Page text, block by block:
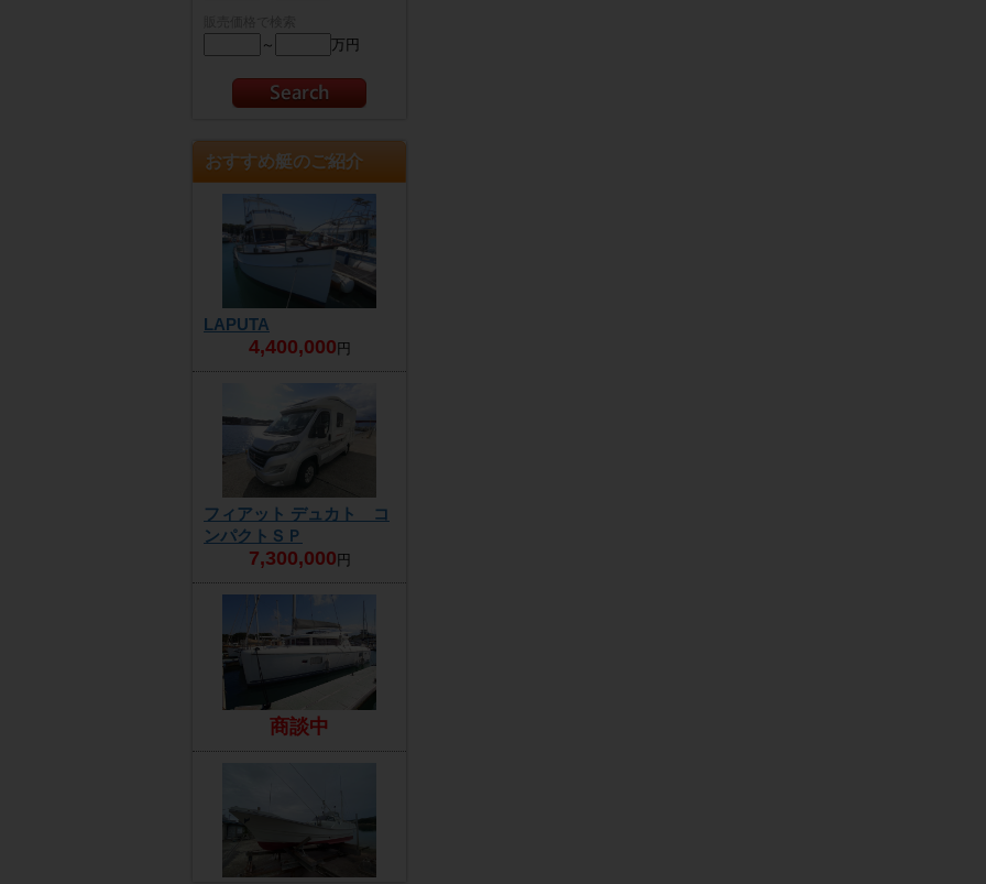
～ 万円
おすすめ艇のご紹介
LAPUTA
4,400,000 円
フィアット デュカト コ
ンパクトＳＰ
7,300,000 円
商談中